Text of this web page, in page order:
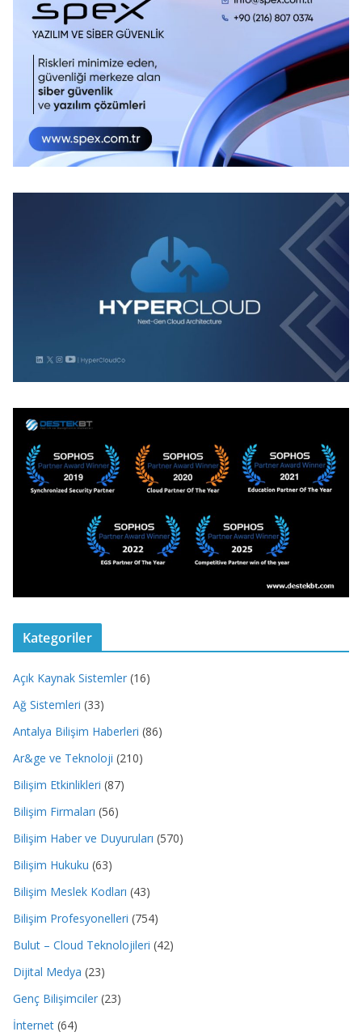
Kategoriler
Açık Kaynak Sistemler (16)
Ağ Sistemleri (33)
Antalya Bilişim Haberleri (86)
Ar&ge ve Teknoloji (210)
Bilişim Etkinlikleri (87)
Bilişim Firmaları (56)
Bilişim Haber ve Duyuruları (570)
Bilişim Hukuku (63)
Bilişim Meslek Kodları (43)
Bilişim Profesyonelleri (754)
Bulut – Cloud Teknolojileri (42)
Dijital Medya (23)
Genç Bilişimciler (23)
İnternet (64)